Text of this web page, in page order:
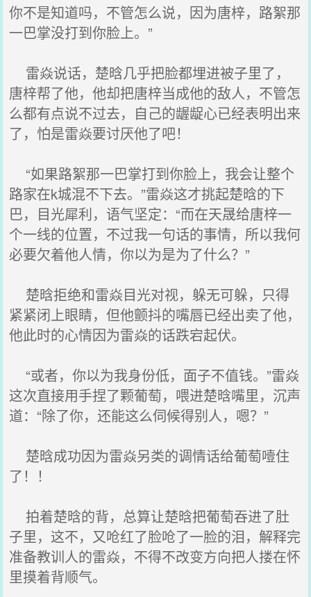
你不是知道吗，不管怎么说，因为唐梓，路絮那
一巴掌没打到你脸上。”
雷焱说话，楚晗几乎把脸都埋进被子里了，
唐梓帮了他，他却把唐梓当成他的敌人，不管怎
么都有点说不过去，自己的龌龊心已经表明出来
了，怕是雷焱要讨厌他了吧！
“如果路絮那一巴掌打到你脸上，我会让整个
路家在k城混不下去。”雷焱这才挑起楚晗的下
巴，目光犀利，语气坚定：“而在天晟给唐梓一
个一线的位置，不过我一句话的事情，所以我何
必要欠着他人情，你以为是为了什么？”
楚晗拒绝和雷焱目光对视，躲无可躲，只得
紧紧闭上眼睛，但他颤抖的嘴唇已经出卖了他，
他此时的心情因为雷焱的话跌宕起伏。
“或者，你以为我身份低，面子不值钱。”雷焱
这次直接用手捏了颗葡萄，喂进楚晗嘴里，沉声
道：“除了你，还能这么伺候得别人，嗯？”
楚晗成功因为雷焱另类的调情话给葡萄噎住
了！！
拍着楚晗的背，总算让楚晗把葡萄吞进了肚
子里，这不，又呛红了脸呛了一脸的泪，解释完
准备教训人的雷焱，不得不改变方向把人搂在怀
里摸着背顺气。